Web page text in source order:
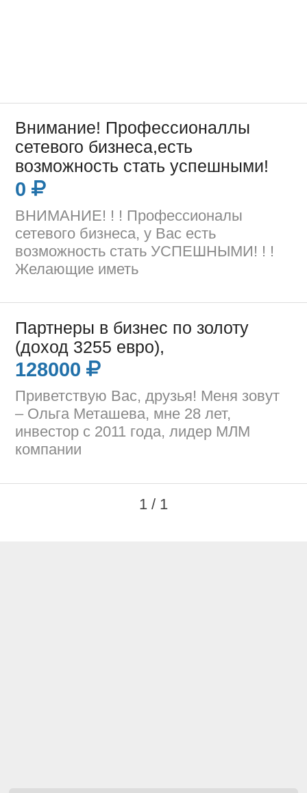
Внимание! Профессионаллы
сетевого бизнеса,есть
возможность стать успешными!
0
ВНИМАНИЕ! ! ! Профессионалы
сетевого бизнеса, у Вас есть
возможность стать УСПЕШНЫМИ! ! !
Желающие иметь
Партнеры в бизнес по золоту
(доход 3255 евро),
128000
Приветствую Вас, друзья! Меня зовут
– Ольга Меташева, мне 28 лет,
инвестор с 2011 года, лидер МЛМ
компании
1 / 1